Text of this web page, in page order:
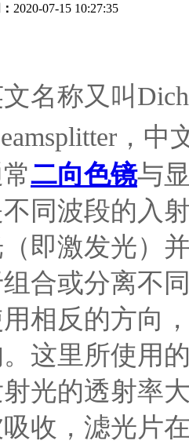
2020-07-15 10:27:35
名称又叫
，中
二向色镜与
同波段的入
即激发光）
合或分离不
相反的方向
这里所使用
光的透射率
收，滤光片